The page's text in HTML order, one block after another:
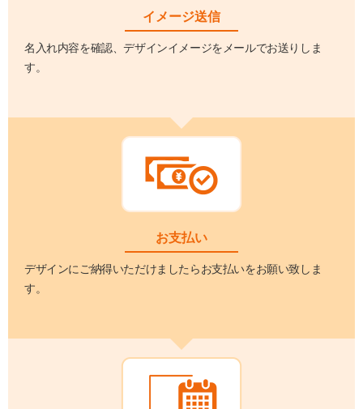
イメージ送信
名入れ内容を確認、デザインイメージをメールでお送りしま
す。
お支払い
デザインにご納得いただけましたらお支払いをお願い致しま
す。